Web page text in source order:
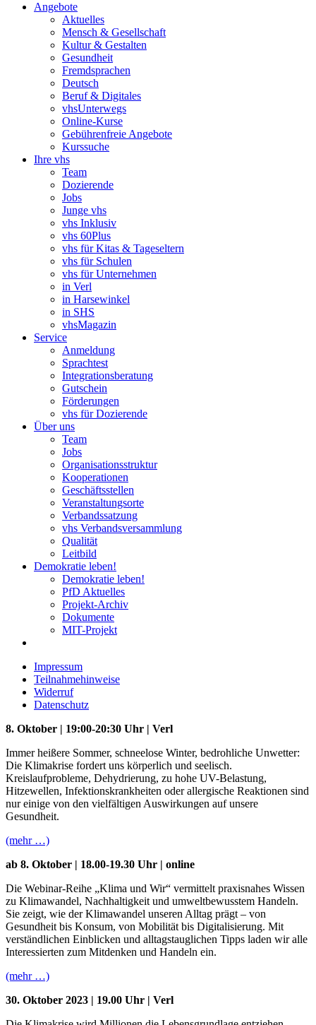
Angebote
Aktuelles
Mensch & Gesellschaft
Kultur & Gestalten
Gesundheit
Fremdsprachen
Deutsch
Beruf & Digitales
vhsUnterwegs
Online-Kurse
Gebührenfreie Angebote
Kurssuche
Ihre vhs
Team
Dozierende
Jobs
Junge vhs
vhs Inklusiv
vhs 60Plus
vhs für Kitas & Tageseltern
vhs für Schulen
vhs für Unternehmen
in Verl
in Harsewinkel
in SHS
vhsMagazin
Service
Anmeldung
Sprachtest
Integrationsberatung
Gutschein
Förderungen
vhs für Dozierende
Über uns
Team
Jobs
Organisationsstruktur
Kooperationen
Geschäftsstellen
Veranstaltungsorte
Verbandssatzung
vhs Verbandsversammlung
Qualität
Leitbild
Demokratie leben!
Demokratie leben!
PfD Aktuelles
Projekt-Archiv
Dokumente
MIT-Projekt
Impressum
Teilnahmehinweise
Widerruf
Datenschutz
8. Oktober | 19:00-20:30 Uhr | Verl
Immer heißere Sommer, schneelose Winter, bedrohliche Unwetter:
Die Klimakrise fordert uns körperlich und seelisch.
Kreislaufprobleme, Dehydrierung, zu hohe UV-Belastung,
Hitzewellen, Infektionskrankheiten oder allergische Reaktionen sind
nur einige von den vielfältigen Auswirkungen auf unsere
Gesundheit.
(mehr …)
ab 8. Oktober | 18.00-19.30 Uhr | online
Die Webinar-Reihe „Klima und Wir“ vermittelt praxisnahes Wissen
zu Klimawandel, Nachhaltigkeit und umweltbewusstem Handeln.
Sie zeigt, wie der Klimawandel unseren Alltag prägt – von
Gesundheit bis Konsum, von Mobilität bis Digitalisierung. Mit
verständlichen Einblicken und alltagstauglichen Tipps laden wir alle
Interessierten zum Mitdenken und Handeln ein.
(mehr …)
30. Oktober 2023 | 19.00 Uhr | Verl